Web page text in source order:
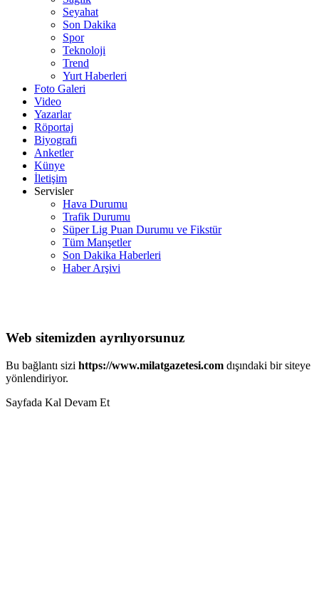
Seyahat
Son Dakika
Spor
Teknoloji
Trend
Yurt Haberleri
Foto Galeri
Video
Yazarlar
Röportaj
Biyografi
Anketler
Künye
İletişim
Servisler
Hava Durumu
Trafik Durumu
Süper Lig Puan Durumu ve Fikstür
Tüm Manşetler
Son Dakika Haberleri
Haber Arşivi
Web sitemizden ayrılıyorsunuz
Bu bağlantı sizi https://www.milatgazetesi.com dışındaki bir siteye
yönlendiriyor.
Sayfada Kal Devam Et